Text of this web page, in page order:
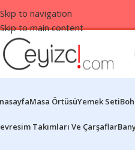
Skip to navigation
Skip to main content
Masa ÖrtüsüYemek Seti
Takımları Ve Çarşaflar